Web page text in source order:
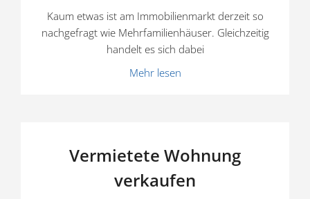
Kaum etwas ist am Immobi­li­en­markt derzeit so
nachge­fragt wie Mehrfa­mi­li­en­häuser. Gleich­zeitig
handelt es sich dabei
Mehr lesen
Vermietete Wohnung
verkaufen